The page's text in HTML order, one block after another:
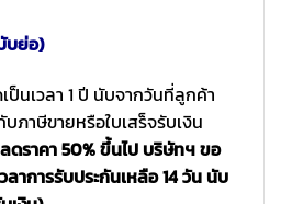
บย่อ)
ป็นเวลา 1 ปี นับจากวันที่ลูกค้า
ภาษีขายหรือใบเสร็จรับเงิน
ราคา 50% ขึ้นไป บริษัทฯ ขอ
าการรับประกันเหลือ 14 วัน นับ